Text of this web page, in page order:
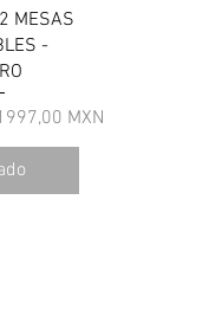
MESAS
-
de oferta
MXN